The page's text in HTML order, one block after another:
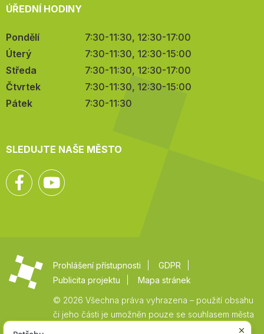
ÚŘEDNÍ HODINY
Pondělí
7:30-11:30, 12:30-17:00
Úterý
7:30-11:30, 12:30-15:00
Středa
7:30-11:30, 12:30-17:00
Čtvrtek
7:30-11:30, 12:30-15:00
Pátek
7:30-11:30
SLEDUJTE NAŠE MĚSTO
Facebook
Prohlášení přístupnosti
GDPR
Publicita projektu
Mapa stránek
© 2026 Všechna práva vyhrazena – použití obsahu
či jeho části je umožněn pouze se souhlasem města